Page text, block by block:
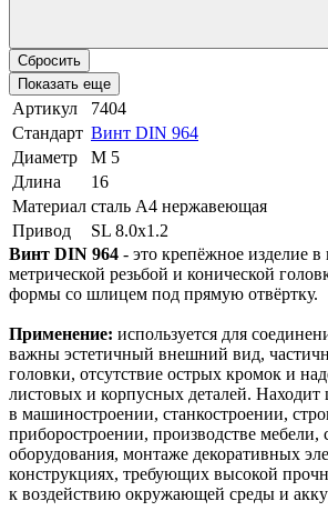
Сбросить
Показать еще
Артикул
7404
Стандарт Винт DIN 964
Диаметр
М 5
Длина
16
Материал сталь A4 нержавеющая
Привод
SL 8.0х1.2
Винт DIN 964 - это крепёжное изделие в
метрической резьбой и конической
формы со шлицем под прямую отвёртку.
Применение: используется для
важны эстетичный внешний вид,
головки, отсутствие острых кромок и
листовых и корпусных деталей.
в машиностроении, станкостроении,
приборостроении, производстве мебели,
оборудования, монтаже декоративных
конструкциях, требующих высокой
к воздействию окружающей среды и